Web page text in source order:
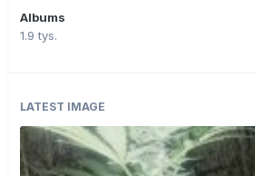
Albums
1.9 tys.
LATEST IMAGE